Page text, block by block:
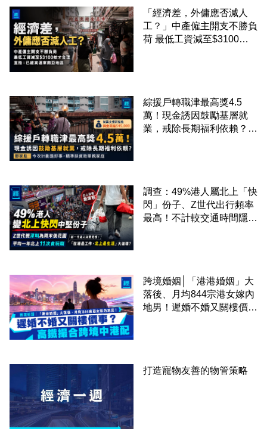
「經濟差，外傭應否減人
工？」中產僱主開支不勝負
荷 最低工資減至$3100蚊
綜援戶轉職津最高獎4.5
萬！現金誘因鼓勵基層就
業，戒除長期福利依賴？鄧
調查：49%港人屬北上「快
閃」份子、Z世代出行頻率
最高！不計較交通時間隱形
跨境婚姻│「港港婚姻」大
落後、月均844宗港女嫁內
地男！遲婚不婚又關樓價
打造寵物友善的物管策略